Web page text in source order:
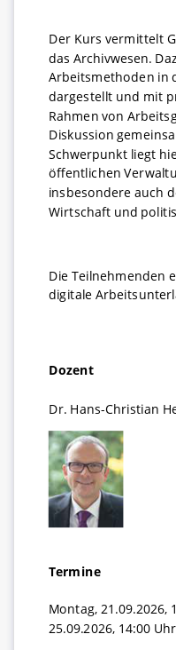
Der Kurs vermittelt
das Archivwesen.
Arbeitsmethoden in
dargestellt und mit
Rahmen von
Diskussion
Schwerpunkt liegt
öffentlichen
insbesondere auch
Wirtschaft und
Die Teilnehmenden
digitale
Dozent
Dr. Hans-Christian
Termine
Montag, 21.09.2026,
25.09.2026, 14:00 Uhr